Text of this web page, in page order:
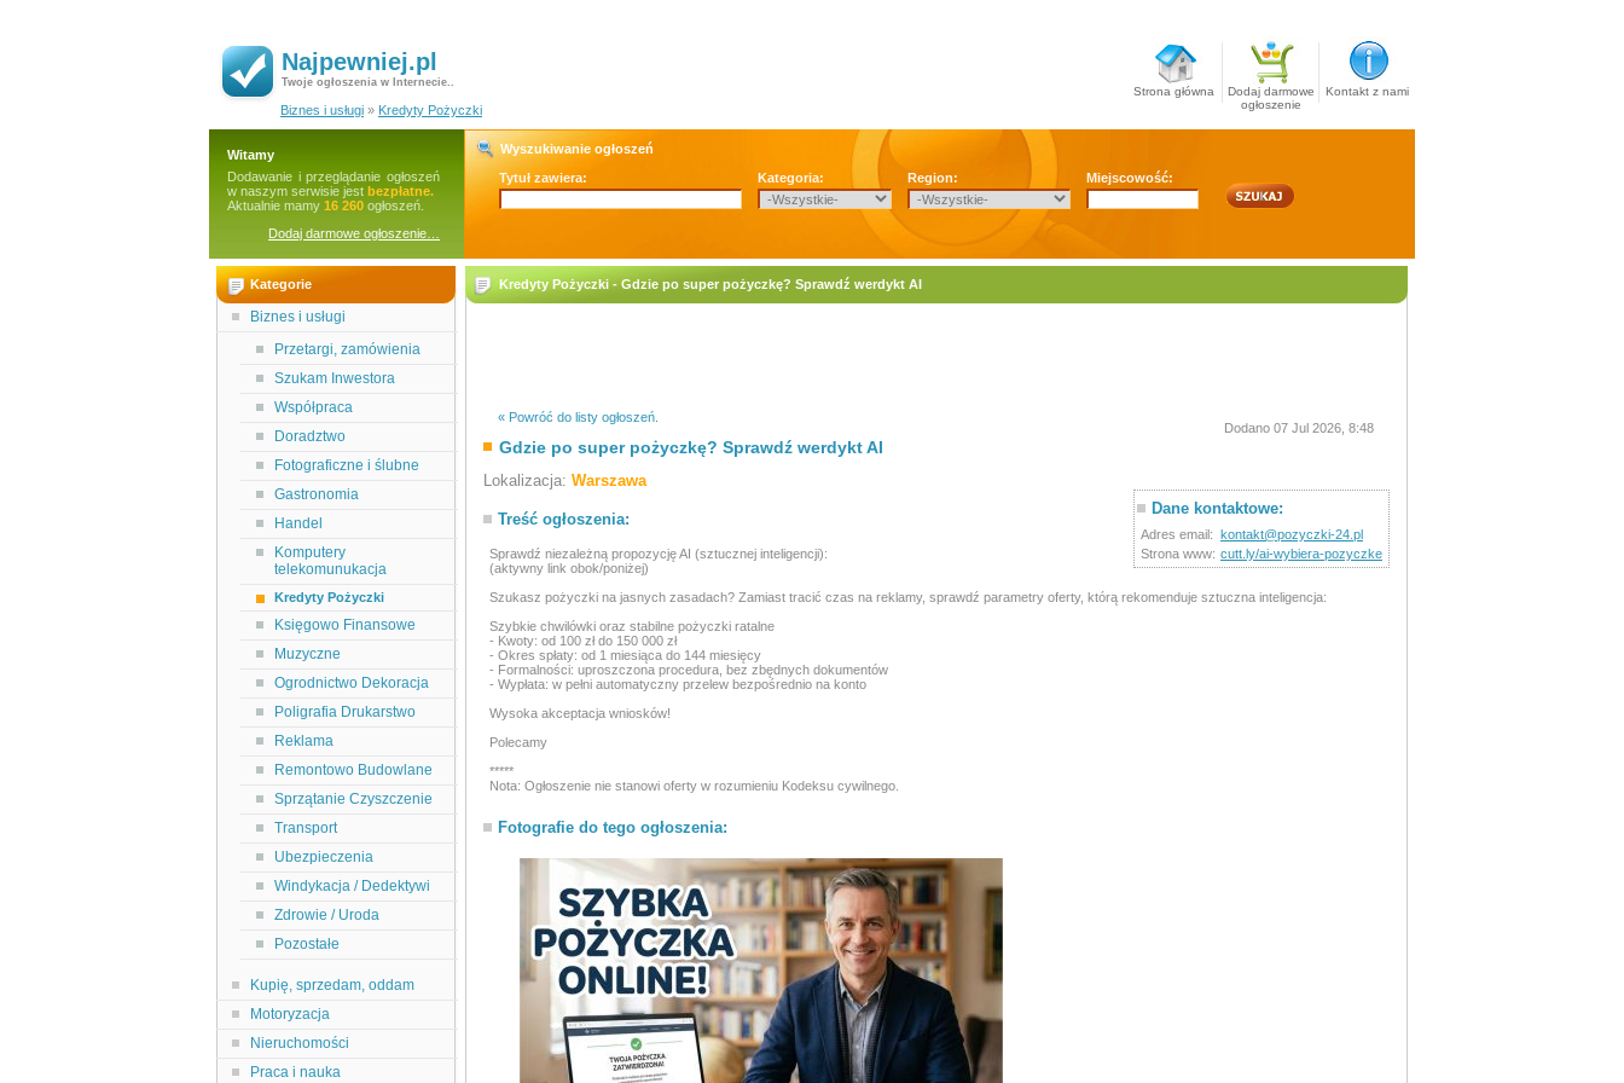
Najpewniej.pl
Twoje ogłoszenia w Internecie..
Strona główna
Dodaj darmowe
ogłoszenie
Kontakt z nami
Biznes i usługi » Kredyty Pożyczki
Witamy
Dodawanie i przeglądanie ogłoszeń
w naszym serwisie jest bezpłatne.
Aktualnie mamy 16 260 ogłoszeń.
Dodaj darmowe ogłoszenie…
Wyszukiwanie ogłoszeń
Tytuł zawiera:
Kategoria: Region: Miejscowość:
Kategorie
Biznes i usługi
Przetargi, zamówienia
Szukam Inwestora
Współpraca
Doradztwo
Fotograficzne i ślubne
Gastronomia
Handel
Komputery
telekomunukacja
Kredyty Pożyczki
Księgowo Finansowe
Muzyczne
Ogrodnictwo Dekoracja
Poligrafia Drukarstwo
Reklama
Remontowo Budowlane
Sprzątanie Czyszczenie
Transport
Ubezpieczenia
Windykacja / Dedektywi
Zdrowie / Uroda
Pozostałe
Kupię, sprzedam, oddam
Motoryzacja
Nieruchomości
Praca i nauka
Kredyty Pożyczki - Gdzie po super pożyczkę? Sprawdź werdykt AI
« Powróć do listy ogłoszeń.
Gdzie po super pożyczkę? Sprawdź werdykt AI
Dodano 07 Jul 2026, 8:48
Lokalizacja: Warszawa
Dane kontaktowe:
Adres email: kontakt@pozyczki-24.pl
Strona www: cutt.ly/ai-wybiera-pozyczke
Treść ogłoszenia:
Sprawdź niezależną propozycję AI (sztucznej inteligencji):
(aktywny link obok/poniżej)
Szukasz pożyczki na jasnych zasadach? Zamiast tracić czas na reklamy, sprawdź parametry oferty, którą rekomenduje sztuczna inteligencja:
Szybkie chwilówki oraz stabilne pożyczki ratalne
- Kwoty: od 100 zł do 150 000 zł
- Okres spłaty: od 1 miesiąca do 144 miesięcy
- Formalności: uproszczona procedura, bez zbędnych dokumentów
- Wypłata: w pełni automatyczny przelew bezpośrednio na konto
Wysoka akceptacja wniosków!
Polecamy
*****
Nota: Ogłoszenie nie stanowi oferty w rozumieniu Kodeksu cywilnego.
Fotografie do tego ogłoszenia: